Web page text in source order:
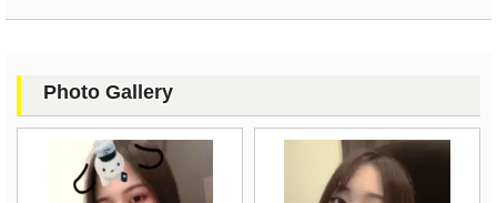
Photo Gallery